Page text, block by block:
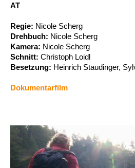
AT
Regie: Nicole Scherg
Drehbuch: Nicole Scherg
Kamera: Nicole Scherg
Schnitt: Christoph Loidl
Besetzung: Heinrich Staudinger,
Dokumentarfilm